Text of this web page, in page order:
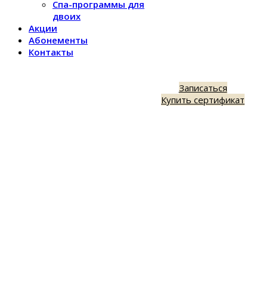
Спа-программы для
двоих
Акции
Абонементы
Контакты
Записаться
Купить сертификат